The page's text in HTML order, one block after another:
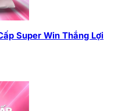
Super Win Thắng Lợi